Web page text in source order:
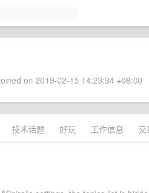
on 2019-02-15 14:23:34 +08:00
技术话题 好玩 工作信息 交